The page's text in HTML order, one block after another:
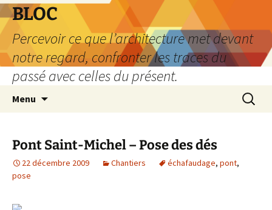
Aller
au
contenu
BLOC
Percevoir ce que l’architecture met devant
notre regard, confronter les traces du
passé avec celles du présent.
Menu
Pont Saint-Michel – Pose des dés
22 décembre 2009 Chantiers échafaudage, pont,
pose